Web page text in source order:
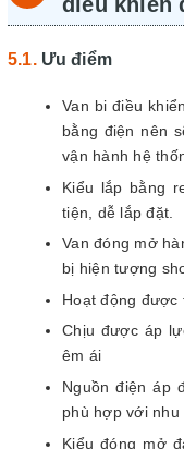
Ưu điểm
Van bi điều
bằng điện nên
vận hành hệ
Kiểu lắp bằng
tiện, dễ lắp đặt.
Van đóng mở
bị hiện tượng
Hoạt động được
Chịu được áp
êm ái
Nguồn điện áp
phù hợp với nhu
Kiểu đóng mở